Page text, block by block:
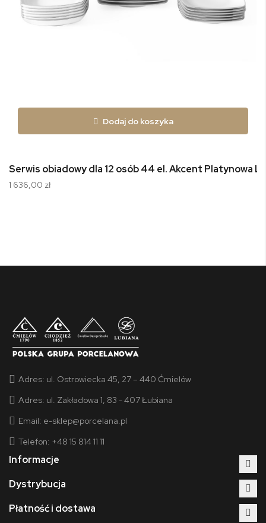
Dodaj do koszyka
Serwis obiadowy dla 12 osób 44 el. Akcent Platynowa
1 636,00 zł
Adres: ul. Ostrowiecka 45, 27 – 440 Ćmielów
Adres: ul. Zakładowa 1, 83 - 407 Łubiana
Email: e-sklep@porcelana.pl
Telefon: +48 15 814 11 11
Informacje
Dystrybucja
Płatność i dostawa